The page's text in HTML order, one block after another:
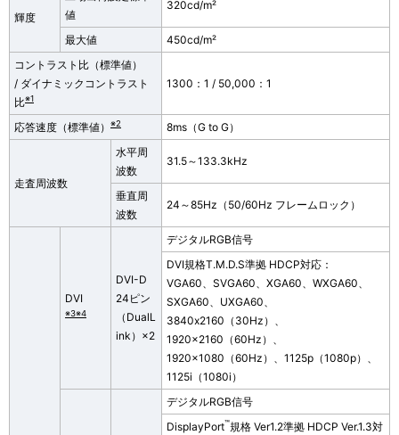
輝度
値
320cd/m²
最大値
450cd/m²
コントラスト比（標準値）
/ ダイナミックコントラスト
比※1
1300：1 / 50,000：1
応答速度（標準値） ※2 8ms（G to G）
走査周波数
水平周
波数
31.5～133.3kHz
垂直周
波数
24～85Hz（50/60Hz フレームロック）
DVI
※3※4
DVI-D
24ピン
（DualL
ink）×2
デジタルRGB信号
DVI規格T.M.D.S準拠 HDCP対応：
VGA60、SVGA60、XGA60、WXGA60、
SXGA60、UXGA60、
3840x2160（30Hz）、
1920×2160（60Hz）、
1920×1080（60Hz）、1125p（1080p）、
1125i（1080i）
デジタルRGB信号
DisplayPort™規格 Ver1.2準拠 HDCP Ver.1.3対